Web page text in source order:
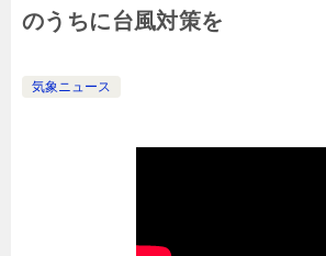
のうちに台風対策を
気象ニュース